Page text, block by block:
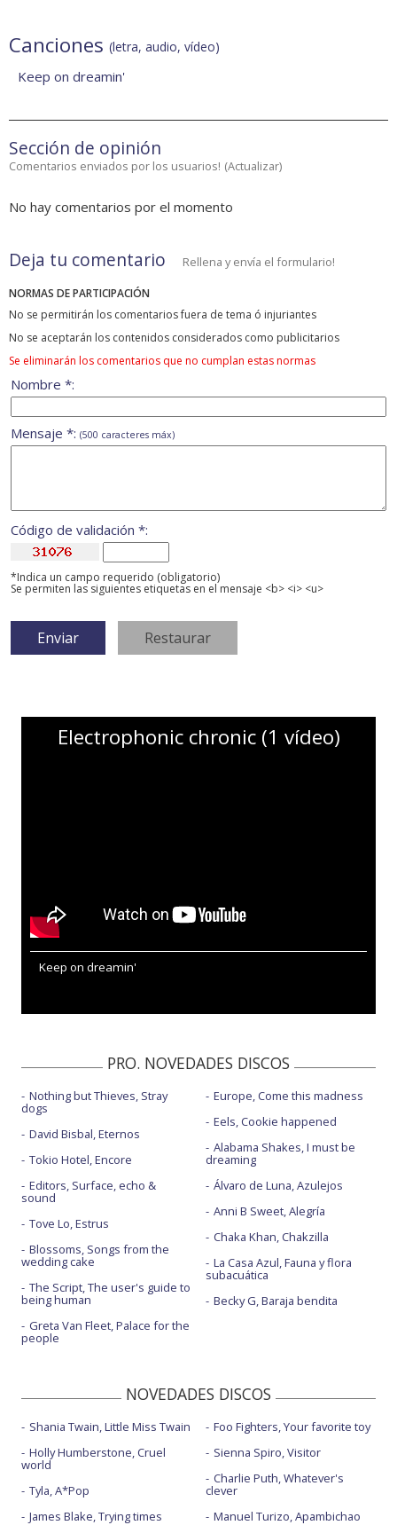
Canciones (letra, audio, vídeo)
Keep on dreamin'
Sección de opinión
Comentarios enviados por los usuarios! (Actualizar)
No hay comentarios por el momento
Deja tu comentario Rellena y envía el formulario!
NORMAS DE PARTICIPACIÓN
No se permitirán los comentarios fuera de tema ó injuriantes
No se aceptarán los contenidos considerados como publicitarios
Se eliminarán los comentarios que no cumplan estas normas
Nombre *:
Mensaje *: (500 caracteres máx)
Código de validación *:
*Indica un campo requerido (obligatorio)
Se permiten las siguientes etiquetas en el mensaje <b> <i> <u>
Electrophonic chronic (1 vídeo)
Keep on dreamin'
PRO. NOVEDADES DISCOS
Nothing but Thieves, Stray
dogs
David Bisbal, Eternos
Tokio Hotel, Encore
Editors, Surface, echo &
sound
Tove Lo, Estrus
Blossoms, Songs from the
wedding cake
The Script, The user's guide to
being human
Greta Van Fleet, Palace for the
people
Europe, Come this madness
Eels, Cookie happened
Alabama Shakes, I must be
dreaming
Álvaro de Luna, Azulejos
Anni B Sweet, Alegría
Chaka Khan, Chakzilla
La Casa Azul, Fauna y flora
subacuática
Becky G, Baraja bendita
NOVEDADES DISCOS
Shania Twain, Little Miss Twain
Holly Humberstone, Cruel
world
Tyla, A*Pop
James Blake, Trying times
Foo Fighters, Your favorite toy
Sienna Spiro, Visitor
Charlie Puth, Whatever's
clever
Manuel Turizo, Apambichao